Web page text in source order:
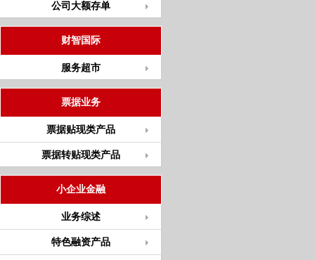
公司大额存单
财智国际
服务超市
票据业务
票据贴现类产品
票据转贴现类产品
小企业金融
业务综述
特色融资产品